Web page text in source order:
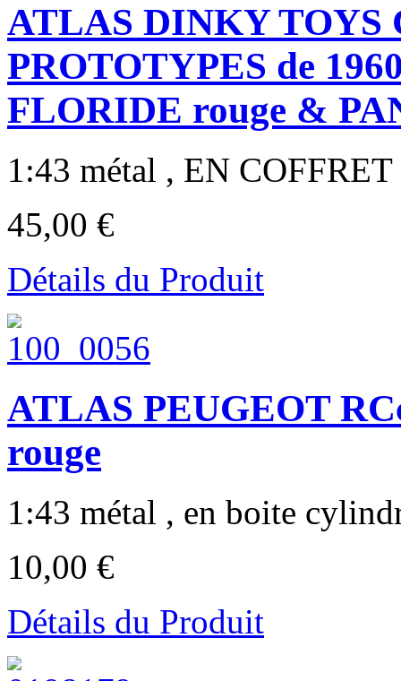
ATLAS DINKY TOYS
PROTOTYPES de
FLORIDE rouge &
1:43 métal , EN COFFRET
45,00 €
Détails du Produit
ATLAS PEUGEOT
rouge
1:43 métal , en boite
10,00 €
Détails du Produit